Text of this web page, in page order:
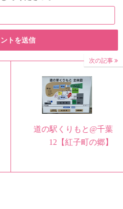
次の記事
道の駅くりもと@千葉
12【紅子町の郷】